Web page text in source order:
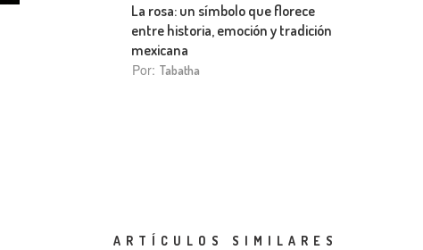
La rosa: un símbolo que florece
entre historia, emoción y tradición
mexicana
Por: Tabatha
ARTÍCULOS SIMILARES